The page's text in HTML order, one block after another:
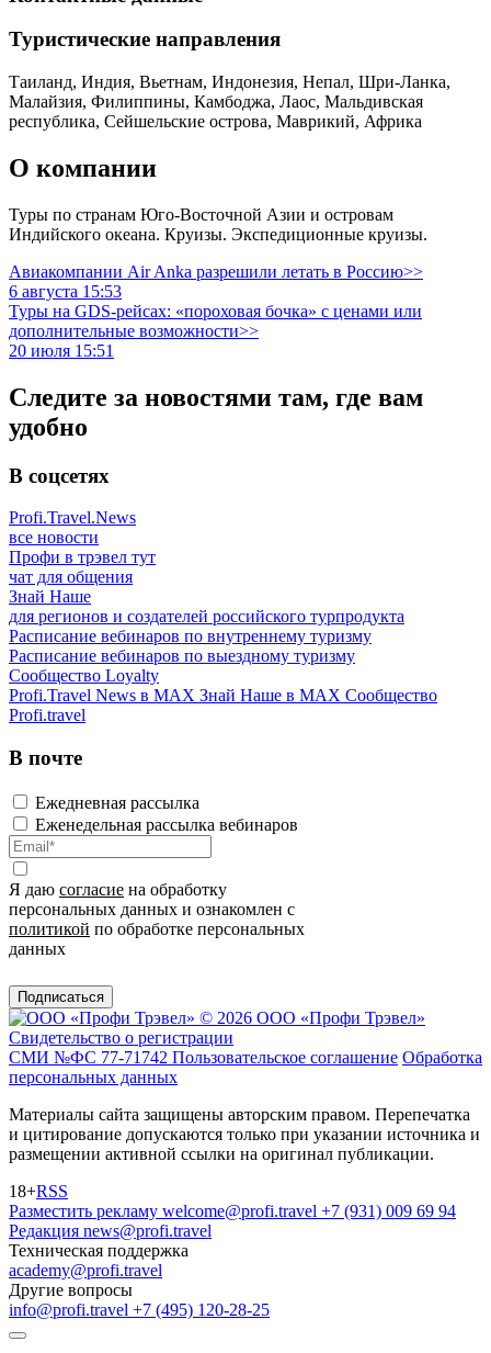
Туристическиe направления
Таиланд, Индия, Вьетнам, Индонезия, Непал, Шри-Ланка,
Малайзия, Филиппины, Камбоджа, Лаос, Мальдивская
республика, Сейшельские острова, Маврикий, Африка
О компании
Туры по странам Юго-Восточной Азии и островам
Индийского океана. Круизы. Экспедиционные круизы.
Авиакомпании Air Anka разрешили летать в Россию>>
6 августа 15:53
Туры на GDS-рейсах: «пороховая бочка» с ценами или
дополнительные возможности>>
20 июля 15:51
Следите за новостями там, где вам
удобно
В соцсетях
Profi.Travel.News
все новости
Профи в трэвел тут
чат для общения
Знай Наше
для регионов и создателей российского турпродукта
Расписание вебинаров по внутреннему туризму
Расписание вебинаров по выездному туризму
Сообщество Loyalty
Profi.Travel News в MAX Знай Наше в MAX Сообщество
Profi.travel
В почте
Ежедневная рассылка
Еженедельная рассылка вебинаров
Я даю согласие на обработку
персональных данных и ознакомлен с
политикой по обработке персональных
данных
Подписаться
© 2026 ООО «Профи Трэвeл»
Свидетельство о регистрации
СМИ №ФС 77-71742 Пользовательское соглашение Обработка
персональных данных
Материалы сайта защищены авторским правом. Перепечатка
и цитирование допускаются только при указании источника и
размещении активной ссылки на оригинал публикации.
18+RSS
Разместить рекламу welcome@profi.travel +7 (931) 009 69 94
Редакция news@profi.travel
Техническая поддержка
academy@profi.travel
Другие вопросы
info@profi.travel +7 (495) 120-28-25